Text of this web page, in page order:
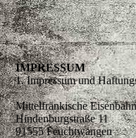
IMPRESSUM
1. Impressum und
Mittelfränkische
Hindenburgstraße 11
91555 Feuchtwangen